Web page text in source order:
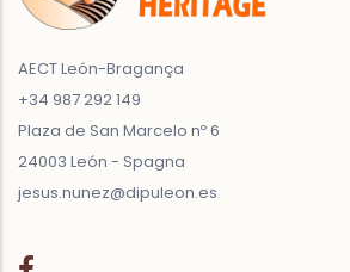
AECT León-Bragança
+34 987 292 149
Plaza de San Marcelo nº 6
24003 León - Spagna
jesus.nunez@dipuleon.es